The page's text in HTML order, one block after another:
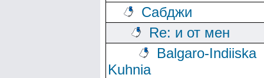
Сабджи
Re: и от мен
Balgaro-Indiiska
Kuhnia